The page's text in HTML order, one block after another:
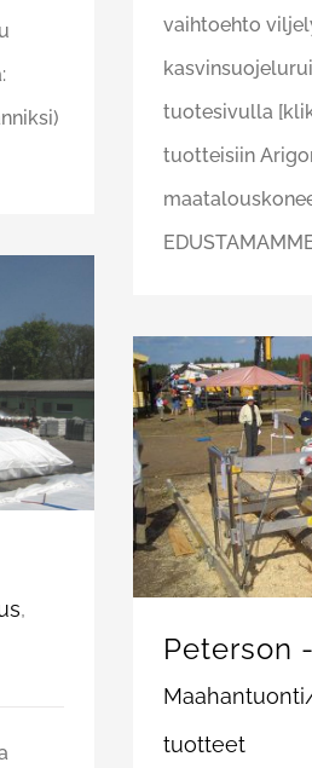
vaihtoehto
tuotesivulla
tuotteisiin
,
Peterson
tuotteet